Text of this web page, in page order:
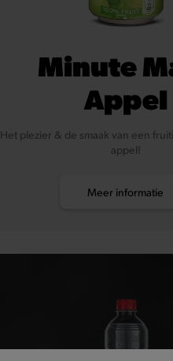
Minute
Appel
Het plezier & de smaak van een
appel!
Meer informatie